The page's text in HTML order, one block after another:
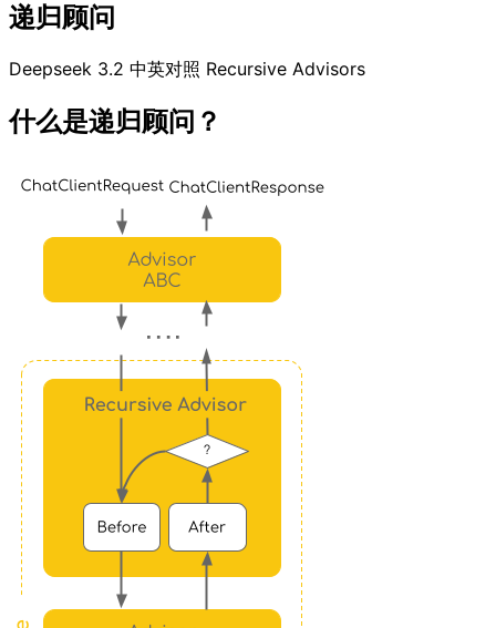
递归顾问
Deepseek 3.2 中英对照 Recursive Advisors
什么是递归顾问？